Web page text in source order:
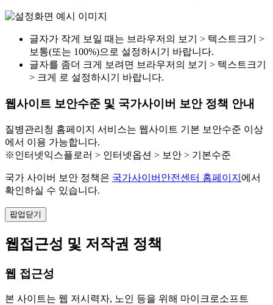
글자가 작게 보일 때는 브라우저의 보기 > 텍스트크기 >
보통(또는 100%)으로 설정하시기 바랍니다.
글자를 좀더 크게 보려면 브라우저의 보기 > 텍스트크기
> 크게 로 설정하시기 바랍니다.
웹사이트 보안수준 및 국가사이버 보안 정책 안내
질병관리청 홈페이지 서비스는 웹사이트 기본 보안수준 이상
에서 이용 가능합니다.
※인터넷익스플로러 > 인터넷옵션 > 보안 > 기본수준
국가 사이버 보안 정책은 국가사이버안전센터 홈페이지 에서
확인하실 수 있습니다.
팝업닫기
웹접근성 및 저작권 정책
웹 접근성
본 사이트는 웹 저시력자, 노인 등을 위해 마이크로소프트